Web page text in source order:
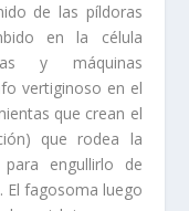
de las píldoras
en la célula
y máquinas
vertiginoso en el
que crean el
que rodea la
engullirlo de
El fagosoma luego